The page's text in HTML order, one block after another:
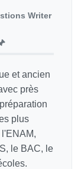
Writer
et ancien
près
plus
le BAC, le